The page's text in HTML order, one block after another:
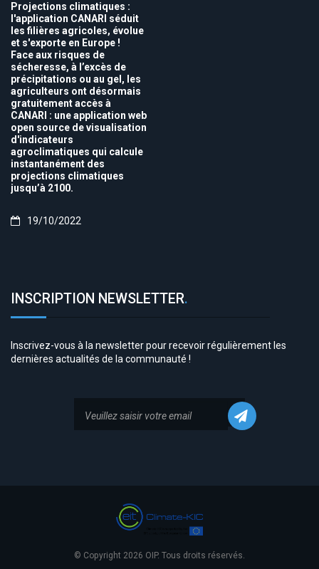
Projections climatiques :
l'application CANARI séduit
les filières agricoles, évolue
et s'exporte en Europe !
Face aux risques de
sécheresse, à l’excès de
précipitations ou au gel, les
agriculteurs ont désormais
gratuitement accès à
CANARI : une application web
open source de visualisation
d'indicateurs
agroclimatiques qui calcule
instantanément des
projections climatiques
jusqu’à 2100.
19/10/2022
INSCRIPTION NEWSLETTER.
Inscrivez-vous à la newsletter pour recevoir régulièrement les
dernières actualités de la communauté !
© Copyright 2026 OIP. Tous droits réservés.